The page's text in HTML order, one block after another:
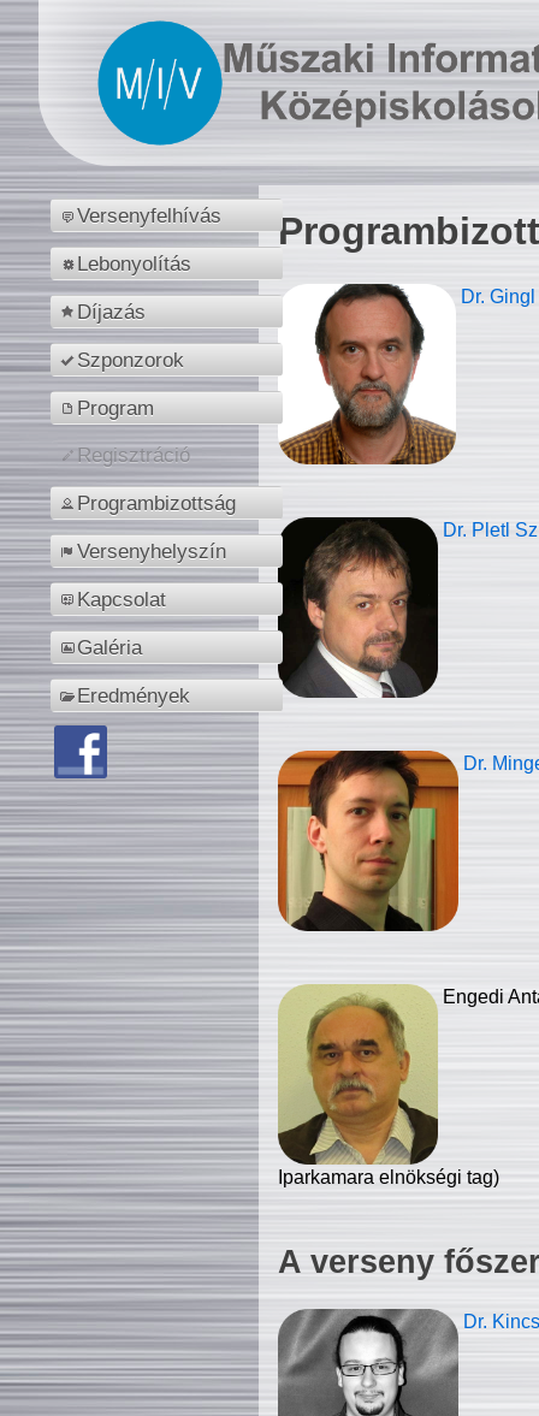
Versenyfelhívás
Lebonyolítás
Díjazás
Szponzorok
Program
Regisztráció
Programbizottság
Versenyhelyszín
Kapcsolat
Galéria
Eredmények
Dr.
Dr. Pletl
Dr.
Engedi
Iparkamara elnökségi tag)
A verseny
Dr.